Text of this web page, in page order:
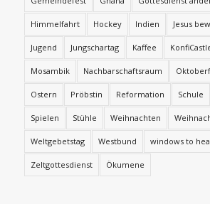
Himmelfahrt Hockey Indien Jesus
Jugend Jungschartag Kaffee
Mosambik Nachbarschaftsraum
Ostern Pröbstin Reformation Schule
Spielen Stühle Weihnachten
Weltgebetstag Westbund windows to
Zeltgottesdienst Ökumene